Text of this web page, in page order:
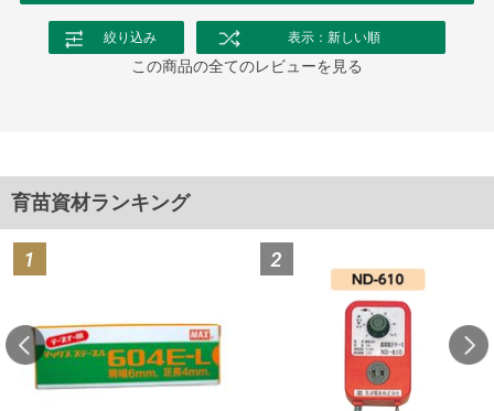
絞り込み 表示：新しい順
この商品の全てのレビューを見る
育苗資材ランキング